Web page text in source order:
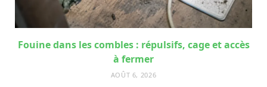
Fouine dans les combles : répulsifs, cage et accès
à fermer
AOÛT 6, 2026